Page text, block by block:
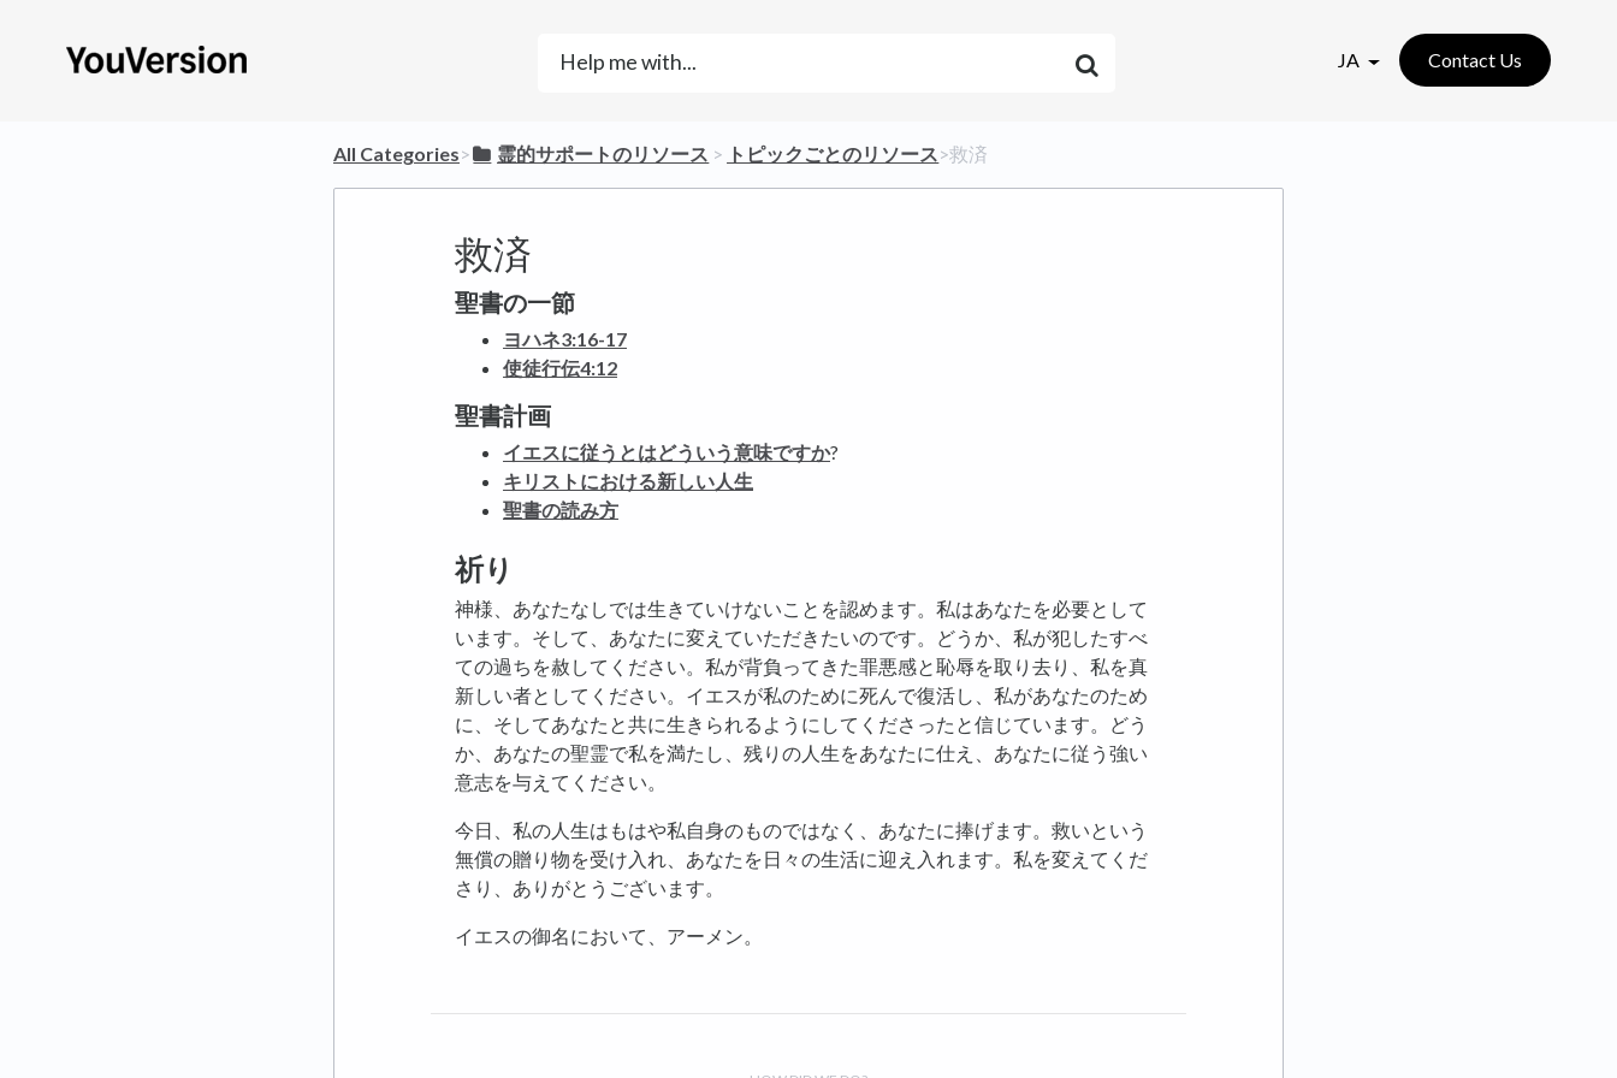
JA Contact Us
All Categories​>​ ​霊的サポートのリソース ​ > ​ ​トピックごとのリソース​>​ 救済
救済
聖書の一節
ヨハネ3:16-17
使徒行伝4:12
聖書計画
イエスに従うとはどういう意味ですか?
キリストにおける新しい人生
聖書の読み方
祈り
神様、あなたなしでは生きていけないことを認めます。私はあなたを必要として
います。そして、あなたに変えていただきたいのです。どうか、私が犯したすべ
ての過ちを赦してください。私が背負ってきた罪悪感と恥辱を取り去り、私を真
新しい者としてください。イエスが私のために死んで復活し、私があなたのため
に、そしてあなたと共に生きられるようにしてくださったと信じています。どう
か、あなたの聖霊で私を満たし、残りの人生をあなたに仕え、あなたに従う強い
意志を与えてください。
今日、私の人生はもはや私自身のものではなく、あなたに捧げます。救いという
無償の贈り物を受け入れ、あなたを日々の生活に迎え入れます。私を変えてくだ
さり、ありがとうございます。
イエスの御名において、アーメン。